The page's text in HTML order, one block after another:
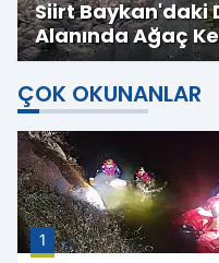
Siirt Baykan'daki
Alanında Ağaç
Tepkisi
ÇOK OKUNANLAR
1